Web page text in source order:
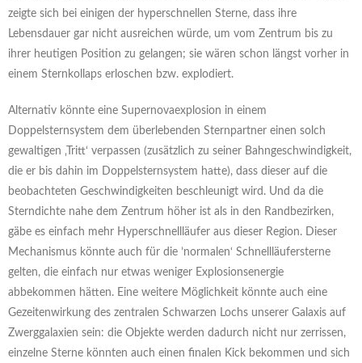
zeigte sich bei einigen der hyperschnellen Sterne, dass ihre
Lebensdauer gar nicht ausreichen würde, um vom Zentrum bis zu
ihrer heutigen Position zu gelangen; sie wären schon längst vorher in
einem Sternkollaps erloschen bzw. explodiert.
Alternativ könnte eine Supernovaexplosion in einem
Doppelsternsystem dem überlebenden Sternpartner einen solch
gewaltigen ‚Tritt‘ verpassen (zusätzlich zu seiner Bahngeschwindigkeit,
die er bis dahin im Doppelsternsystem hatte), dass dieser auf die
beobachteten Geschwindigkeiten beschleunigt wird. Und da die
Sterndichte nahe dem Zentrum höher ist als in den Randbezirken,
gäbe es einfach mehr Hyperschnellläufer aus dieser Region. Dieser
Mechanismus könnte auch für die ’normalen‘ Schnellläufersterne
gelten, die einfach nur etwas weniger Explosionsenergie
abbekommen hätten. Eine weitere Möglichkeit könnte auch eine
Gezeitenwirkung des zentralen Schwarzen Lochs unserer Galaxis auf
Zwerggalaxien sein: die Objekte werden dadurch nicht nur zerrissen,
einzelne Sterne könnten auch einen finalen Kick bekommen und sich